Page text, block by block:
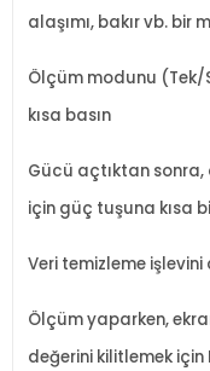
alaşımı, bakır vb. bir
Ölçüm modunu (Tek/
kısa basın
Gücü açtıktan
için güç tuşuna kısa
Veri temizleme
Ölçüm yaparken,
değerini kilitlemek için